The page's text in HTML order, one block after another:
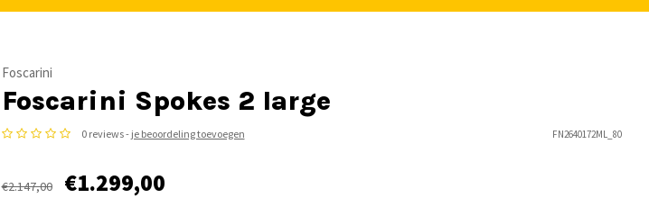
Foscarini
Foscarini Spokes 2 large
0 reviews - je beoordeling toevoegen FN2640172ML_80
€2.147,00 €1.299,00